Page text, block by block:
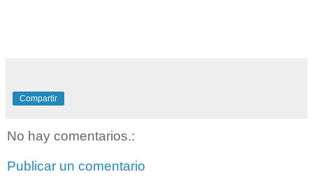
Compartir
No hay comentarios.:
Publicar un comentario